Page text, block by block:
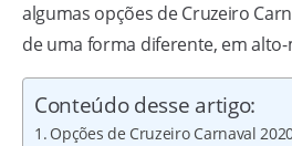
algumas opções de Cruzeiro
de uma forma diferente, em
Conteúdo desse artigo:
Opções de Cruzeiro Carnaval